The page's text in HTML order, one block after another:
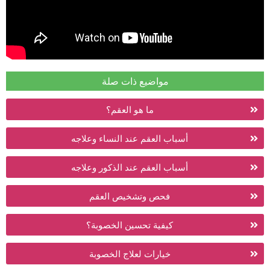
مواضيع ذات صلة
ما هو العقم؟
أسباب العقم عند النساء وعلاجه
أسباب العقم عند الذكور وعلاجه
فحص وتشخيص العقم
كيفية تحسين الخصوبة؟
خيارات لعلاج الخصوبة